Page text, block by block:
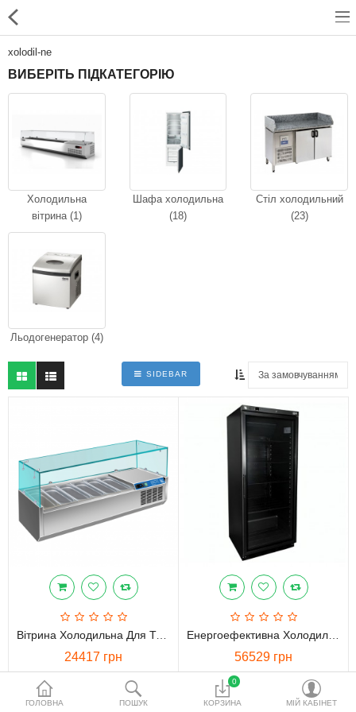
Для магазинів
Для закладів харчування
Професійний посуд
Системи опалення
Системи кондиціонування
Клінінгове обладнання і
водопідготовки
Порівняти Список бажань
Валюта
ГОЛОВНА ПОШУК
0
КОРЗИНА МІЙ КАБІНЕТ
xolodil-ne
ВИБЕРІТЬ ПІДКАТЕГОРІЮ
Холодильна
вітрина (1)
Шафа холодильна
(18)
Стіл холодильний
(23)
Льодогенератор (4)
SIDEBAR
Вітрина Холодильна Для Топінгу BRILLIS G-VRX1400/330FG
24417 грн
Енергоефективна Холодильна Шафа BRILLIS EG-HR400G.B
56529 грн